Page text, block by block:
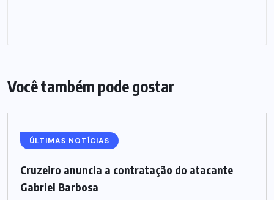
Você também pode gostar
ÚLTIMAS NOTÍCIAS
Cruzeiro anuncia a contratação do atacante
Gabriel Barbosa